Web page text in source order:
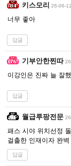
키스모리 26-06-
너무 좋아
답글
기부안한찐따
이강인은 진짜 늘 잘
답글
월급루팡전문
패스 시야 위치선정
걸출한 인재이자 완벽
답글